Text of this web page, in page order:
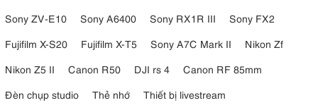
Sony ZV-E10
Sony A6400 Sony RX1R III
Sony FX2
Fujifilm X-S20
Fujifilm X-T5 Sony A7C Mark II
Nikon Zf
Nikon Z5 II
Canon R50 DJI rs 4
Canon RF 85mm
Đèn chụp studio
Thẻ nhớ
Thiết bị livestream